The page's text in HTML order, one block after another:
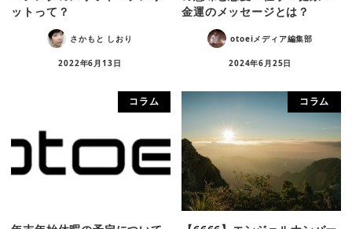
ットって？
さかもと しおり
2022年6月13日
金運のメッセージとは？
otoeiメディア編集部
2024年6月25日
コラム コラム